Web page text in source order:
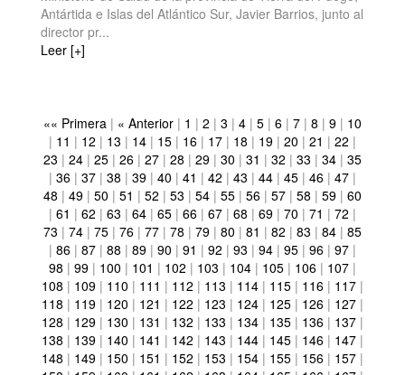
Antártida e Islas del Atlántico Sur, Javier Barrios, junto al
director pr...
Leer [+]
«« Primera | « Anterior | 1 | 2 | 3 | 4 | 5 | 6 | 7 | 8 | 9 | 10
| 11 | 12 | 13 | 14 | 15 | 16 | 17 | 18 | 19 | 20 | 21 | 22 |
23 | 24 | 25 | 26 | 27 | 28 | 29 | 30 | 31 | 32 | 33 | 34 | 35
| 36 | 37 | 38 | 39 | 40 | 41 | 42 | 43 | 44 | 45 | 46 | 47 |
48 | 49 | 50 | 51 | 52 | 53 | 54 | 55 | 56 | 57 | 58 | 59 | 60
| 61 | 62 | 63 | 64 | 65 | 66 | 67 | 68 | 69 | 70 | 71 | 72 |
73 | 74 | 75 | 76 | 77 | 78 | 79 | 80 | 81 | 82 | 83 | 84 | 85
| 86 | 87 | 88 | 89 | 90 | 91 | 92 | 93 | 94 | 95 | 96 | 97 |
98 | 99 | 100 | 101 | 102 | 103 | 104 | 105 | 106 | 107 |
108 | 109 | 110 | 111 | 112 | 113 | 114 | 115 | 116 | 117 |
118 | 119 | 120 | 121 | 122 | 123 | 124 | 125 | 126 | 127 |
128 | 129 | 130 | 131 | 132 | 133 | 134 | 135 | 136 | 137 |
138 | 139 | 140 | 141 | 142 | 143 | 144 | 145 | 146 | 147 |
148 | 149 | 150 | 151 | 152 | 153 | 154 | 155 | 156 | 157 |